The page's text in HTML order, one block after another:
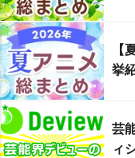
挙
芸
ィ